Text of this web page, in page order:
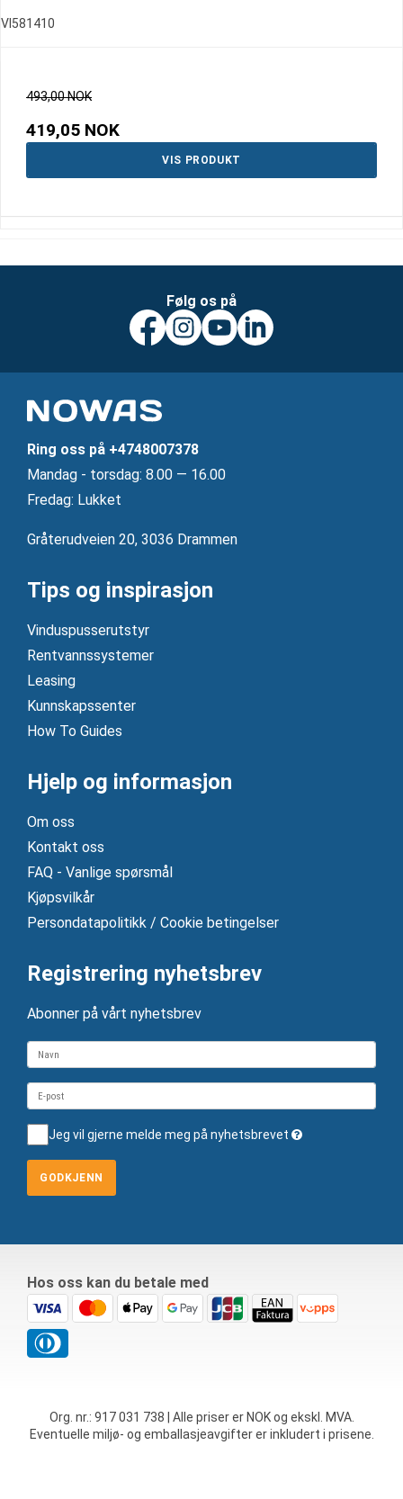
VI581410
493,00 NOK
419,05 NOK
VIS PRODUKT
Følg os på
Ring oss på +4748007378
Mandag ‐ torsdag: 8.00 — 16.00
Fredag: Lukket
Gråterudveien 20, 3036 Drammen
Tips og inspirasjon
Vinduspusserutstyr
Rentvannssystemer
Leasing
Kunnskapssenter
How To Guides
Hjelp og informasjon
Om oss
Kontakt oss
FAQ - Vanlige spørsmål
Kjøpsvilkår
Persondatapolitikk / Cookie betingelser
Registrering nyhetsbrev
Abonner på vårt nyhetsbrev
Jeg vil gjerne melde meg på nyhetsbrevet
GODKJENN
Hos oss kan du betale med
Org. nr.: 917 031 738 | Alle priser er NOK og ekskl. MVA.
Eventuelle miljø- og emballasjeavgifter er inkludert i prisene.